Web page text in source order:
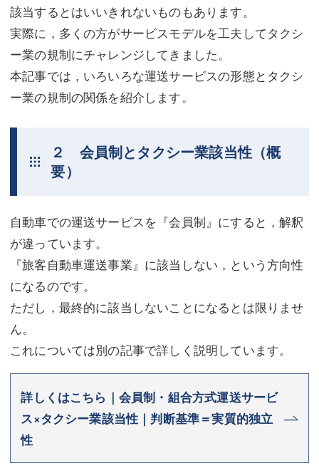
該当するとはいいきれないものもあります。
実際に，多くの方がサービスモデルを工夫してタクシ
ー業の規制にチャレンジしてきました。
本記事では，いろいろな運送サービスの形態とタクシ
ー業の規制の関係を紹介します。
２ 会員制とタクシー業該当性（概
要）
自動車での運送サービスを『会員制』にすると，解釈
が違っています。
『旅客自動車運送事業』に該当しない，という方向性
になるのです。
ただし，最終的に該当しないことになるとは限りませ
ん。
これについては別の記事で詳しく説明しています。
詳しくはこちら｜会員制・組合方式運送サービ
ス×タクシー業該当性｜判断基準＝実質的独立
性